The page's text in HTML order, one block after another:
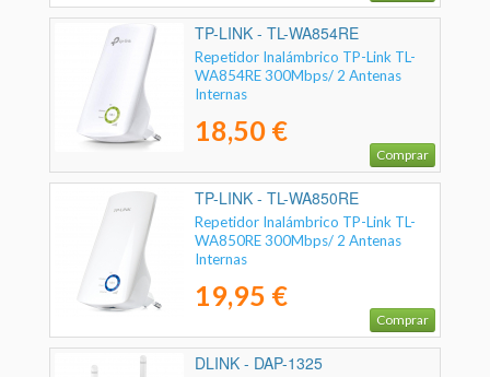
TP-LINK - TL-WA854RE
Repetidor Inalámbrico TP-Link TL-
WA854RE 300Mbps/ 2 Antenas
Internas
18,50 €
Comprar
TP-LINK - TL-WA850RE
Repetidor Inalámbrico TP-Link TL-
WA850RE 300Mbps/ 2 Antenas
Internas
19,95 €
Comprar
DLINK - DAP-1325